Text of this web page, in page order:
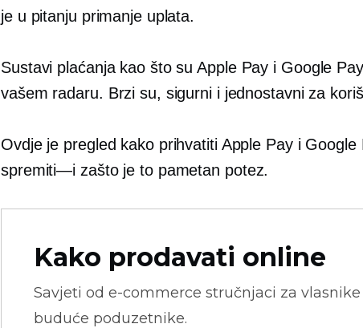
je u pitanju primanje uplata.
Sustavi plaćanja kao što su Apple Pay i Google
vašem radaru. Brzi su, sigurni i jednostavni za
Ovdje je pregled kako prihvatiti Apple Pay i
spremiti—i zašto je to pametan potez.
Kako prodavati online
Savjeti od e-commerce stručnjaci za
buduće poduzetnike.